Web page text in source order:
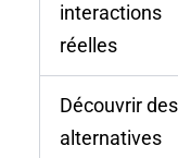
interactions
réelles
Découvrir des
alternatives